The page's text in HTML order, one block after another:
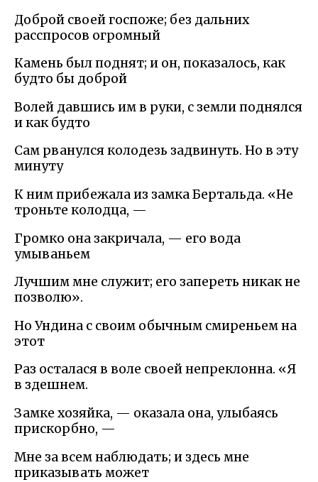
Доброй своей госпоже; без дальних
расспросов огромный
Камень был поднят; и он, показалось, как
будто бы доброй
Волей давшись им в руки, с земли поднялся
и как будто
Сам рванулся колодезь задвинуть. Но в эту
минуту
К ним прибежала из замка Бертальда. «Не
троньте колодца, —
Громко она закричала, — его вода
умываньем
Лучшим мне служит; его запереть никак не
позволю».
Но Ундина с своим обычным смиреньем на
этот
Раз осталася в воле своей непреклонна. «Я
в здешнем.
Замке хозяйка, — оказала она, улыбаясь
прискорбно, —
Мне за всем наблюдать; и здесь мне
приказывать может